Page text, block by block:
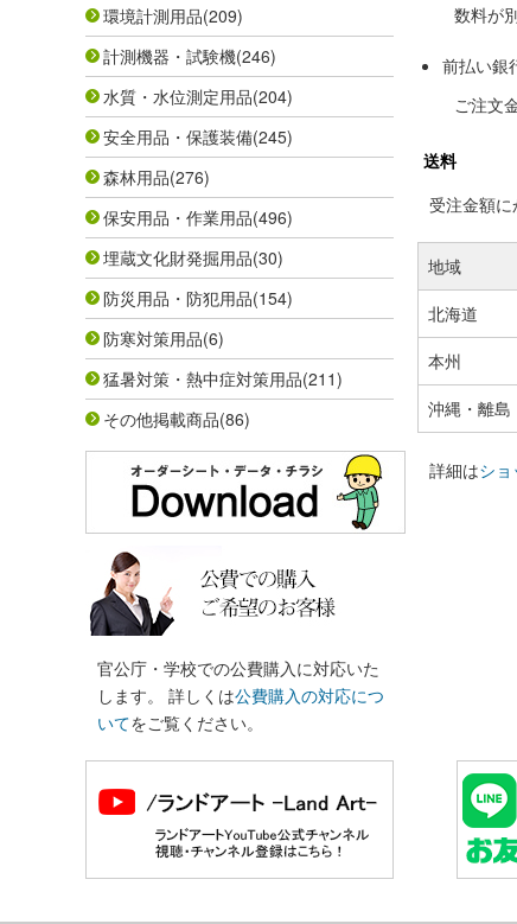
環境計測用品(209)
計測機器・試験機(246)
水質・水位測定用品(204)
安全用品・保護装備(245)
森林用品(276)
保安用品・作業用品(496)
埋蔵文化財発掘用品(30)
防災用品・防犯用品(154)
防寒対策用品(6)
猛暑対策・熱中症対策用品(211)
その他掲載商品(86)
官公庁・学校での公費購入に対応いた
します。 詳しくは公費購入の対応につ
いてをご覧ください。
数料が
前払い銀
ご注文
送料
受注金額
地域
北海道
本州
沖縄・離島
詳細はシ